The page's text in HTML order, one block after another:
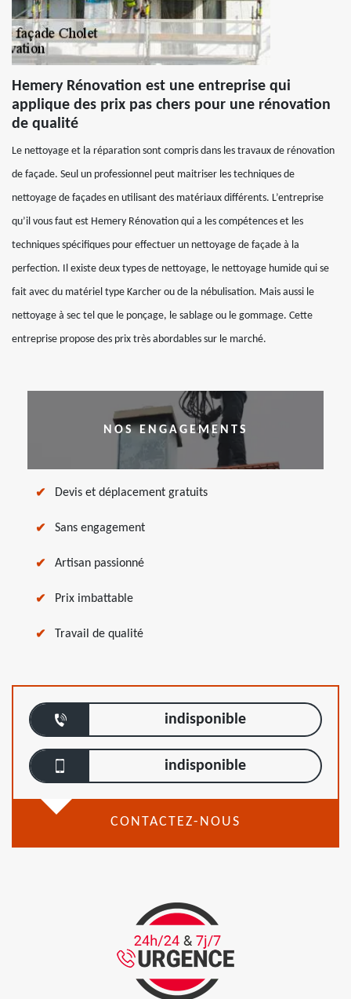
Hemery Rénovation est une entreprise qui
applique des prix pas chers pour une rénovation
de qualité
Le nettoyage et la réparation sont compris dans les travaux de rénovation
de façade. Seul un professionnel peut maitriser les techniques de
nettoyage de façades en utilisant des matériaux différents. L’entreprise
qu’il vous faut est Hemery Rénovation qui a les compétences et les
techniques spécifiques pour effectuer un nettoyage de façade à la
perfection. Il existe deux types de nettoyage, le nettoyage humide qui se
fait avec du matériel type Karcher ou de la nébulisation. Mais aussi le
nettoyage à sec tel que le ponçage, le sablage ou le gommage. Cette
entreprise propose des prix très abordables sur le marché.
NOS ENGAGEMENTS
Devis et déplacement gratuits
Sans engagement
Artisan passionné
Prix imbattable
Travail de qualité
indisponible
indisponible
CONTACTEZ-NOUS